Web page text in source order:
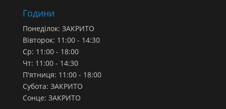
Години
Понеділок: ЗАКРИТО
Вівторок: 11:00 - 14:30
Ср: 11:00 - 18:00
Чт: 11:00 - 14:30
П'ятниця: 11:00 - 18:00
Субота: ЗАКРИТО
Сонце: ЗАКРИТО